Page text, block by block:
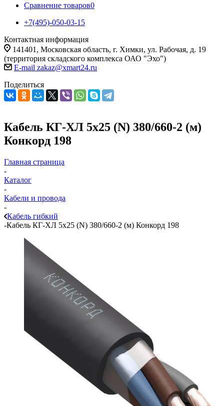
Сравнение товаров0
+7(495)-050-03-15
Контактная информация
141401, Московская область, г. Химки, ул. Рабочая, д. 19
(территория складского комплекса ОАО "Эхо")
E-mail zakaz@xmart24.ru
Поделиться
Кабель КГ-ХЛ 5х25 (N) 380/660-2 (м)
Конкорд 198
Главная страница
-
Каталог
-
Кабели и провода
-
Кабель гибкий
-Кабель КГ-ХЛ 5х25 (N) 380/660-2 (м) Конкорд 198